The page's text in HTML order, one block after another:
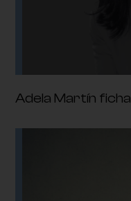
Adela Martín